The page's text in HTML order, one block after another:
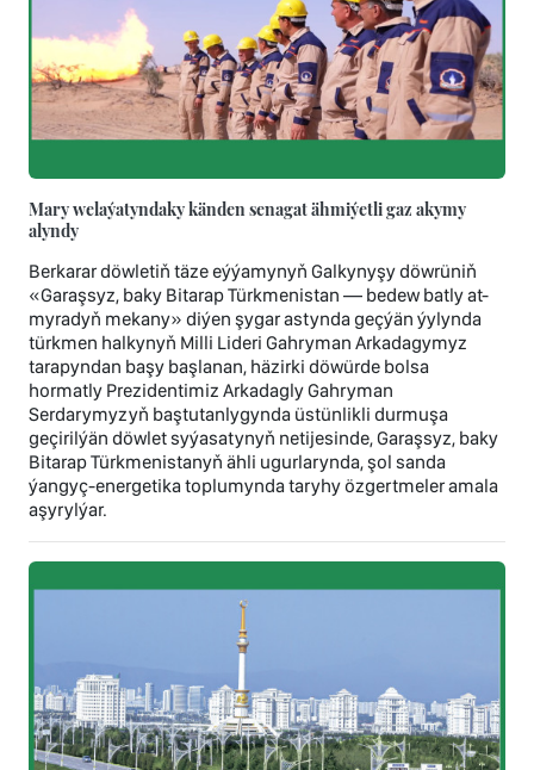
Mary welaýatyndaky känden senagat ähmiýetli gaz akymy
alyndy
Berkarar döwletiň täze eýýamynyň Galkynyşy döwrüniň
«Garaşsyz, baky Bitarap Türkmenistan — bedew batly at-
myradyň mekany» diýen şygar astynda geçýän ýylynda
türkmen halkynyň Milli Lideri Gahryman Arkadagymyz
tarapyndan başy başlanan, häzirki döwürde bolsa
hormatly Prezidentimiz Arkadagly Gahryman
Serdarymyzyň baştutanlygynda üstünlikli durmuşa
geçirilýän döwlet syýasatynyň netijesinde, Garaşsyz, baky
Bitarap Türkmenistanyň ähli ugurlarynda, şol sanda
ýangyç-energetika toplumynda taryhy özgertmeler amala
aşyrylýar.